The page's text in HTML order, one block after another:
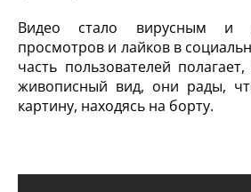
Видео стало вирусным и
просмотров и лайков в
часть пользователей
живописный вид, они рады,
картину, находясь на борту.